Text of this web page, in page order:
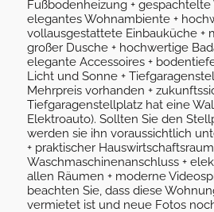
Fußbodenheizung +
elegantes Wohnambiente +
vollausgestattete Einbauküche +
großer Dusche + hochwertige
elegante Accessoires +
Licht und Sonne +
Mehrpreis vorhanden +
Tiefgaragenstellplatz hat eine
Elektroauto). Sollten Sie den
werden sie ihn voraussichtlich
+ praktischer
Waschmaschinenanschluss +
allen Räumen + moderne
beachten Sie, dass diese
vermietet ist und neue Fotos